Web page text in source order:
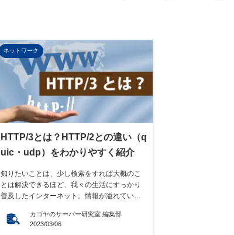
ネットワーク
HTTP/3とは？HTTP/2との違い（q
uic・udp）をわかりやすく紹介
知りたいことは、少し検索をすれば大概のこ
とは解決できるほど、我々の生活にすっかり
普及したインターネット。情報が溢れていく
営者は、膨れゆくデータを迅速にやり取りす
カゴヤのサーバー研究室 編集部
2023/03/06